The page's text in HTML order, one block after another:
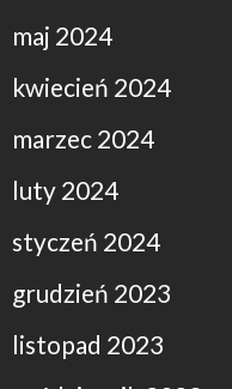
maj 2024
kwiecień 2024
marzec 2024
luty 2024
styczeń 2024
grudzień 2023
listopad 2023